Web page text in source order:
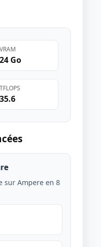
VRAM
24 Go
TFLOPS
35.6
sur Ampere en 8